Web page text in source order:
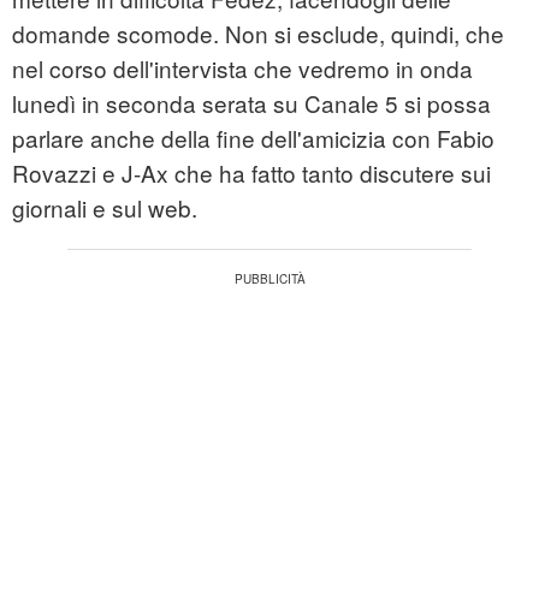
domande scomode. Non si esclude, quindi, che
nel corso dell'intervista che vedremo in onda
lunedì in seconda serata su Canale 5 si possa
parlare anche della fine dell'amicizia con Fabio
Rovazzi e J-Ax che ha fatto tanto discutere sui
giornali e sul web.